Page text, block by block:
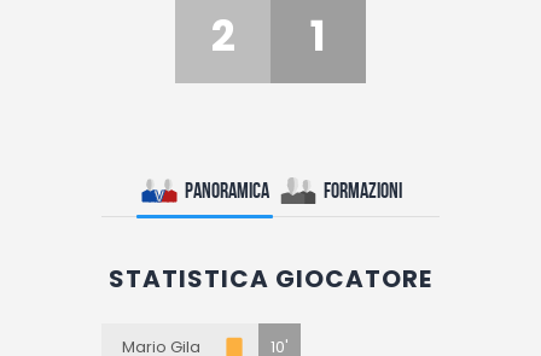
2 1
Panoramica Formazioni
STATISTICA GIOCATORE
Mario Gila 10'